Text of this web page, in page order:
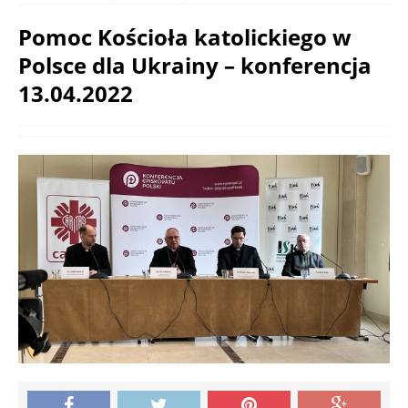
Pomoc Kościoła katolickiego w
Polsce dla Ukrainy – konferencja
13.04.2022